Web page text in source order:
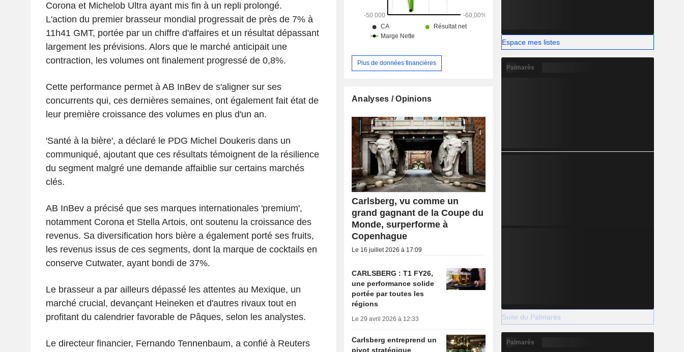
Corona et Michelob Ultra ayant mis fin à un repli prolongé.
L'action du premier brasseur mondial progressait de près de 7% à
11h41 GMT, portée par un chiffre d'affaires et un résultat dépassant
largement les prévisions. Alors que le marché anticipait une
contraction, les volumes ont finalement progressé de 0,8%.
Cette performance permet à AB InBev de s'aligner sur ses
concurrents qui, ces dernières semaines, ont également fait état de
leur première croissance des volumes en plus d'un an.
'Santé à la bière', a déclaré le PDG Michel Doukeris dans un
communiqué, ajoutant que ces résultats témoignent de la résilience
du segment malgré une demande affaiblie sur certains marchés
clés.
AB InBev a précisé que ses marques internationales 'premium',
notamment Corona et Stella Artois, ont soutenu la croissance des
revenus. Sa diversification hors bière a également porté ses fruits,
les revenus issus de ces segments, dont la marque de cocktails en
conserve Cutwater, ayant bondi de 37%.
Le brasseur a par ailleurs dépassé les attentes au Mexique, un
marché crucial, devançant Heineken et d'autres rivaux tout en
profitant du calendrier favorable de Pâques, selon les analystes.
Le directeur financier, Fernando Tennenbaum, a confié à Reuters
Plus de données financières
Analyses / Opinions
Carlsberg, vu comme un
grand gagnant de la Coupe du
Monde, surperforme à
Copenhague
Le 16 juillet 2026 à 17:09
CARLSBERG : T1 FY26,
une performance solide
portée par toutes les
régions
Le 29 avril 2026 à 12:33
Carlsberg entreprend un
pivot stratégique
Espace mes listes
Palmarès
Suite du Palmarès
Palmarès